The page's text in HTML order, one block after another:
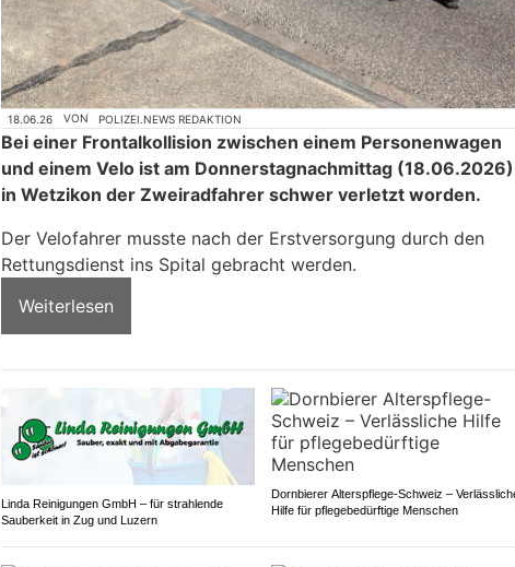
18.06.26 VON POLIZEI.NEWS REDAKTION
Bei einer Frontalkollision zwischen einem Personenwagen
und einem Velo ist am Donnerstagnachmittag (18.06.2026)
in Wetzikon der Zweiradfahrer schwer verletzt worden.
Der Velofahrer musste nach der Erstversorgung durch den
Rettungsdienst ins Spital gebracht werden.
Weiterlesen
Linda Reinigungen GmbH – für strahlende
Sauberkeit in Zug und Luzern
Dornbierer Alterspflege-Schweiz –
Hilfe für pflegebedürftige Menschen